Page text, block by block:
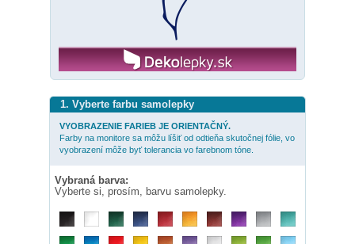
1. Vyberte farbu samolepky
VYOBRAZENIE FARIEB JE ORIENTAČNÝ.
Farby na monitore sa môžu líšiť od odtieňa skutočnej fólie, vo
vyobrazení môže byť tolerancia vo farebnom tóne.
Vybraná barva:
Vyberte si, prosím, barvu samolepky.